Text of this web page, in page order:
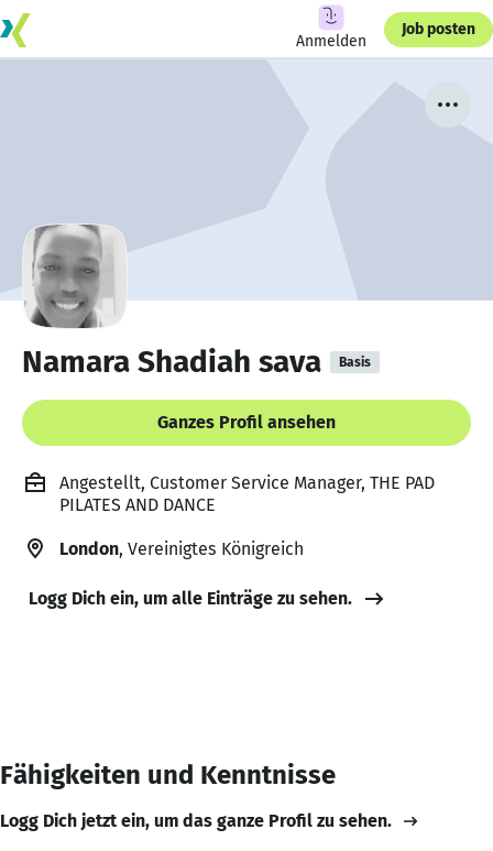
Anmelden
Job posten
Namara Shadiah sava Basis
Ganzes Profil ansehen
Angestellt, Customer Service Manager, THE PAD
PILATES AND DANCE
London, Vereinigtes Königreich
Logg Dich ein, um alle Einträge zu sehen.
Fähigkeiten und Kenntnisse
Logg Dich jetzt ein, um das ganze Profil zu sehen.